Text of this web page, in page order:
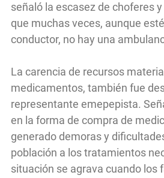
señaló la escasez de choferes
que muchas veces, aunque
conductor, no hay una
La carencia de recursos
medicamentos, también fue
representante emepepista.
en la forma de compra de
generado demoras y
población a los tratamientos
situación se agrava cuando los